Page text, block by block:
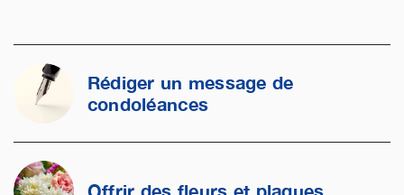
Rédiger un message de
condoléances
Offrir des fleurs et plaques